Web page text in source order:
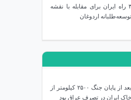
۳ راه ایران برای مقابله با نقشه
توسعه‌طلبانه اردوغان
بعد از پایان جنگ ۲۵۰۰ کیلومتر از
خاک ایران در تصرف عراق بود